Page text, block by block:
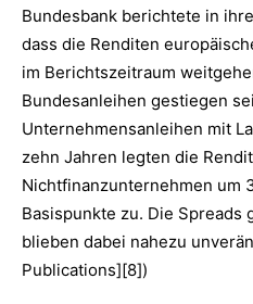
Bundesbank berichtete in
dass die Renditen
im Berichtszeitraum
Bundesanleihen gestiegen
Unternehmensanleihen mit
zehn Jahren legten die
Nichtfinanzunternehmen um
Basispunkte zu. Die Spreads
blieben dabei nahezu
Publications][8])